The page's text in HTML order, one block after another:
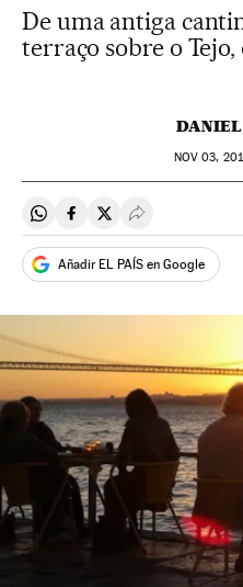
De uma antiga
terraço sobre o Tejo,
NOV 03,
Compartir en Whatsapp
Compartir en Facebook
Compartir en
Desplegar
Añadir EL PAÍS en Google